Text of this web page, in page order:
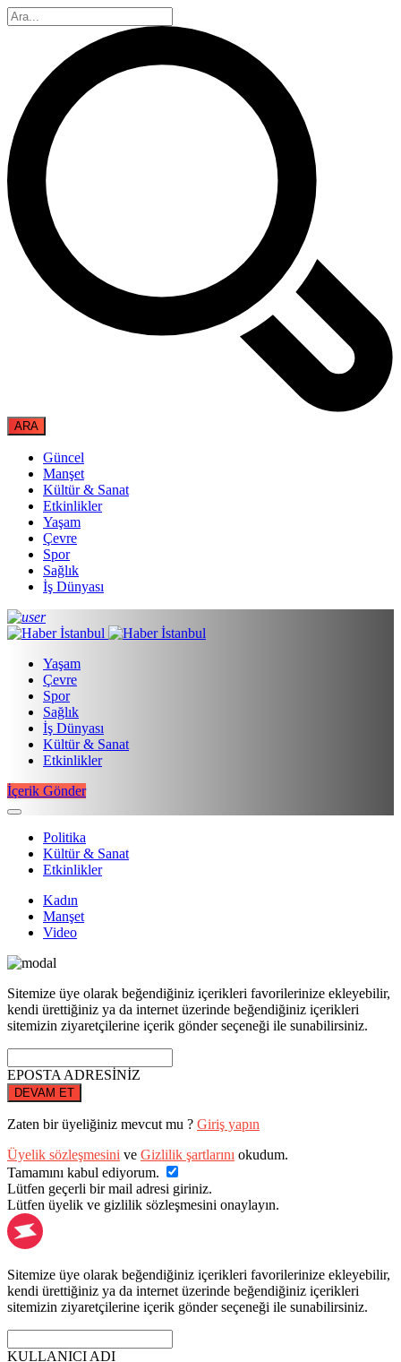
Güncel
Manşet
Kültür & Sanat
Etkinlikler
Yaşam
Çevre
Spor
Sağlık
İş Dünyası
Yaşam
Çevre
Spor
Sağlık
İş Dünyası
Kültür & Sanat
Etkinlikler
İçerik Gönder
Politika
Kültür & Sanat
Etkinlikler
Kadın
Manşet
Video
Sitemize üye olarak beğendiğiniz içerikleri favorilerinize ekleyebilir,
kendi ürettiğiniz ya da internet üzerinde beğendiğiniz içerikleri
sitemizin ziyaretçilerine içerik gönder seçeneği ile sunabilirsiniz.
EPOSTA ADRESİNİZ
DEVAM ET
Zaten bir üyeliğiniz mevcut mu ? Giriş yapın
Üyelik sözleşmesini ve Gizlilik şartlarını okudum.
Tamamını kabul ediyorum.
Lütfen geçerli bir mail adresi giriniz.
Lütfen üyelik ve gizlilik sözleşmesini onaylayın.
Sitemize üye olarak beğendiğiniz içerikleri favorilerinize ekleyebilir,
kendi ürettiğiniz ya da internet üzerinde beğendiğiniz içerikleri
sitemizin ziyaretçilerine içerik gönder seçeneği ile sunabilirsiniz.
KULLANICI ADI